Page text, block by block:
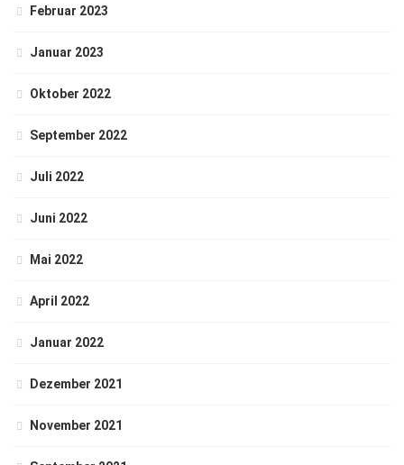
Februar 2023
Januar 2023
Oktober 2022
September 2022
Juli 2022
Juni 2022
Mai 2022
April 2022
Januar 2022
Dezember 2021
November 2021